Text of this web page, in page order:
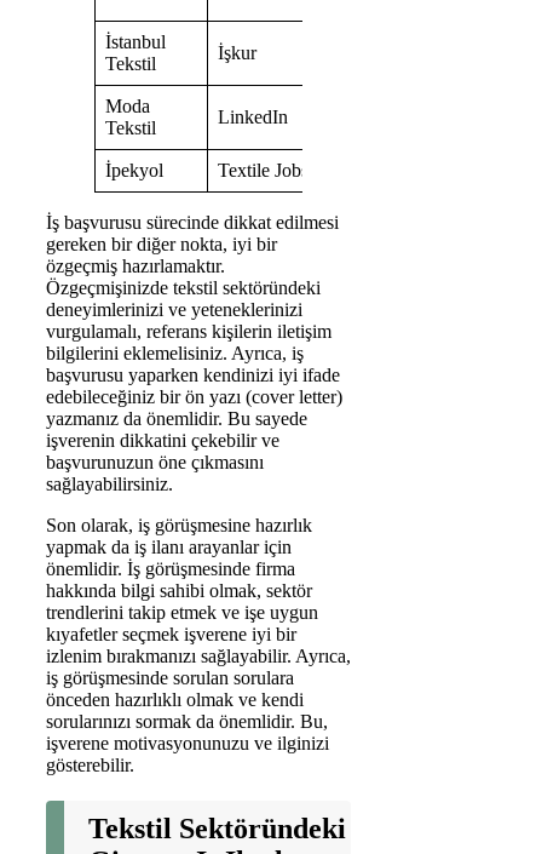
İstanbul
Tekstil
İşkur
Moda
Tekstil
LinkedIn
İpekyol Textile Jobs
İş başvurusu sürecinde dikkat edilmesi
gereken bir diğer nokta, iyi bir
özgeçmiş hazırlamaktır.
Özgeçmişinizde tekstil sektöründeki
deneyimlerinizi ve yeteneklerinizi
vurgulamalı, referans kişilerin iletişim
bilgilerini eklemelisiniz. Ayrıca, iş
başvurusu yaparken kendinizi iyi ifade
edebileceğiniz bir ön yazı (cover letter)
yazmanız da önemlidir. Bu sayede
işverenin dikkatini çekebilir ve
başvurunuzun öne çıkmasını
sağlayabilirsiniz.
Son olarak, iş görüşmesine hazırlık
yapmak da iş ilanı arayanlar için
önemlidir. İş görüşmesinde firma
hakkında bilgi sahibi olmak, sektör
trendlerini takip etmek ve işe uygun
kıyafetler seçmek işverene iyi bir
izlenim bırakmanızı sağlayabilir. Ayrıca,
iş görüşmesinde sorulan sorulara
önceden hazırlıklı olmak ve kendi
sorularınızı sormak da önemlidir. Bu,
işverene motivasyonunuzu ve ilginizi
gösterebilir.
Tekstil Sektöründeki